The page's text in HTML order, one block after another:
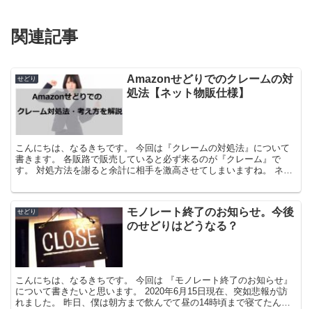
関連記事
せどり
Amazonせどりでのクレームの対
処法【ネット物販仕様】
こんにちは、なるきちです。 今回は『クレームの対処法』について
書きます。 各販路で販売していると必ず来るのが『クレーム』で
す。 対処方法を謝ると余計に相手を激高させてしまいますね。 ネッ
せどり
モノレート終了のお知らせ。今後
のせどりはどうなる？
こんにちは、なるきちです。 今回は 『モノレート終了のお知らせ』
について書きたいと思います。 2020年6月15日現在、突如悲報が訪
れました。 昨日、僕は朝方まで飲んでて昼の14時頃まで寝てたんで